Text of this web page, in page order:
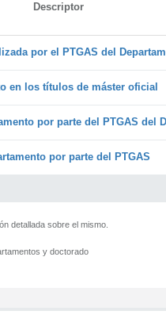
Descriptor
por el PTGAS del
en los títulos de máster oficial
por parte del PTGAS del
por parte del PTGAS
detallada sobre el mismo.
y doctorado